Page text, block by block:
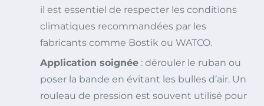
il est essentiel de respecter les conditions
climatiques recommandées par les
fabricants comme Bostik ou WATCO.
Application soignée : dérouler le ruban ou
poser la bande en évitant les bulles d’air. Un
rouleau de pression est souvent utilisé pour